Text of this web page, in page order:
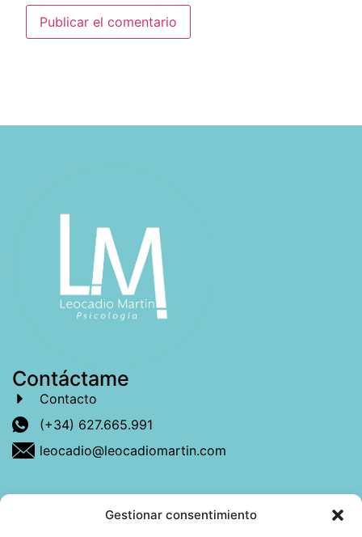
Gestionar consentimiento
Contáctame
Contacto
(+34) 627.665.991
leocadio@leocadiomartin.com